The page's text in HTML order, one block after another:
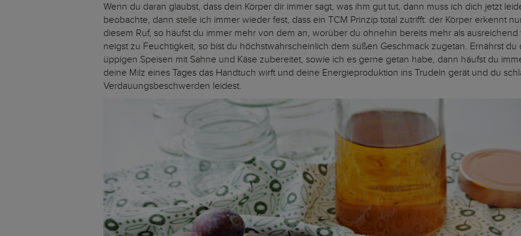
Wenn du daran glaubst, dass dein Körper dir immer sagt, was ihm gut tut, dann muss ich dich jetzt
beobachte, dann stelle ich immer wieder fest, dass ein TCM Prinzip total zutrifft: der Körper erkennt
diesem Ruf, so häufst du immer mehr von dem an, worüber du ohnehin bereits mehr als
neigst zu Feuchtigkeit, so bist du höchstwahrscheinlich dem süßen Geschmack zugetan. Ernährst
üppigen Speisen mit Sahne und Käse zubereitet, sowie ich es gerne getan habe, dann häufst du
deine Milz eines Tages das Handtuch wirft und deine Energieproduktion ins Trudeln gerät und du
Verdauungsbeschwerden leidest.